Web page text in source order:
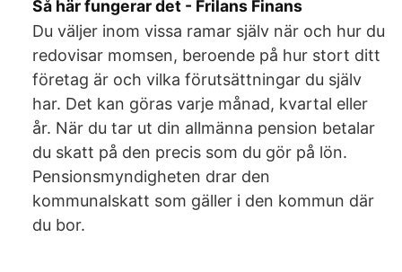
Så här fungerar det - Frilans Finans
Du väljer inom vissa ramar själv när och hur du
redovisar momsen, beroende på hur stort ditt
företag är och vilka förutsättningar du själv
har. Det kan göras varje månad, kvartal eller
år. När du tar ut din allmänna pension betalar
du skatt på den precis som du gör på lön.
Pensionsmyndigheten drar den
kommunalskatt som gäller i den kommun där
du bor.